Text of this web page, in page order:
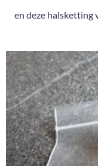
en deze halsketting